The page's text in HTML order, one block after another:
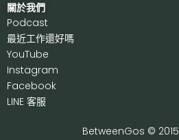
關於我們
Podcast
最近工作還好嗎
YouTube
Instagram
Facebook
LINE 客服
BetweenGos ©